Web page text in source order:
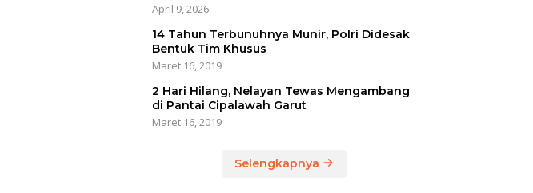
April 9, 2026
14 Tahun Terbunuhnya Munir, Polri Didesak
Bentuk Tim Khusus
Maret 16, 2019
2 Hari Hilang, Nelayan Tewas Mengambang
di Pantai Cipalawah Garut
Maret 16, 2019
Selengkapnya